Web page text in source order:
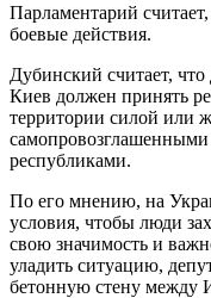
Парламентарий
боевые действия.
Дубинский считает,
Киев должен принять
территории силой или
республиками.
По его мнению, на
условия, чтобы люди
свою значимость и
уладить ситуацию,
бетонную стену между